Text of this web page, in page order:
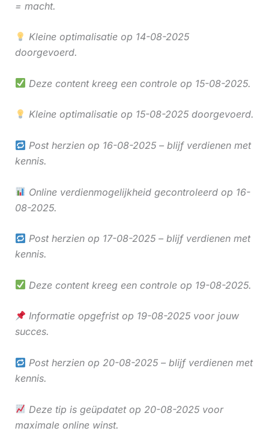
= macht.
Kleine optimalisatie op 14-08-2025
doorgevoerd.
Deze content kreeg een controle op 15-08-2025.
Kleine optimalisatie op 15-08-2025 doorgevoerd.
Post herzien op 16-08-2025 – blijf verdienen met
kennis.
Online verdienmogelijkheid gecontroleerd op 16-
08-2025.
Post herzien op 17-08-2025 – blijf verdienen met
kennis.
Deze content kreeg een controle op 19-08-2025.
Informatie opgefrist op 19-08-2025 voor jouw
succes.
Post herzien op 20-08-2025 – blijf verdienen met
kennis.
Deze tip is geüpdatet op 20-08-2025 voor
maximale online winst.